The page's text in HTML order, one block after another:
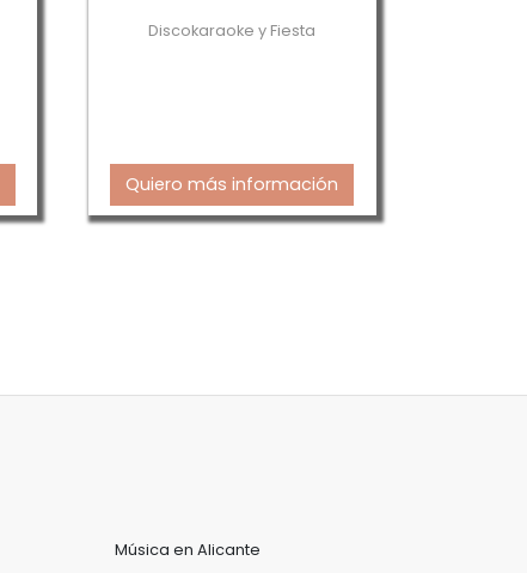
Discokaraoke y Fiesta
Quiero más información
Música en Alicante